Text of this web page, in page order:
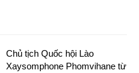
Chủ tịch Quốc hội Lào
Xaysomphone Phomvihane từ